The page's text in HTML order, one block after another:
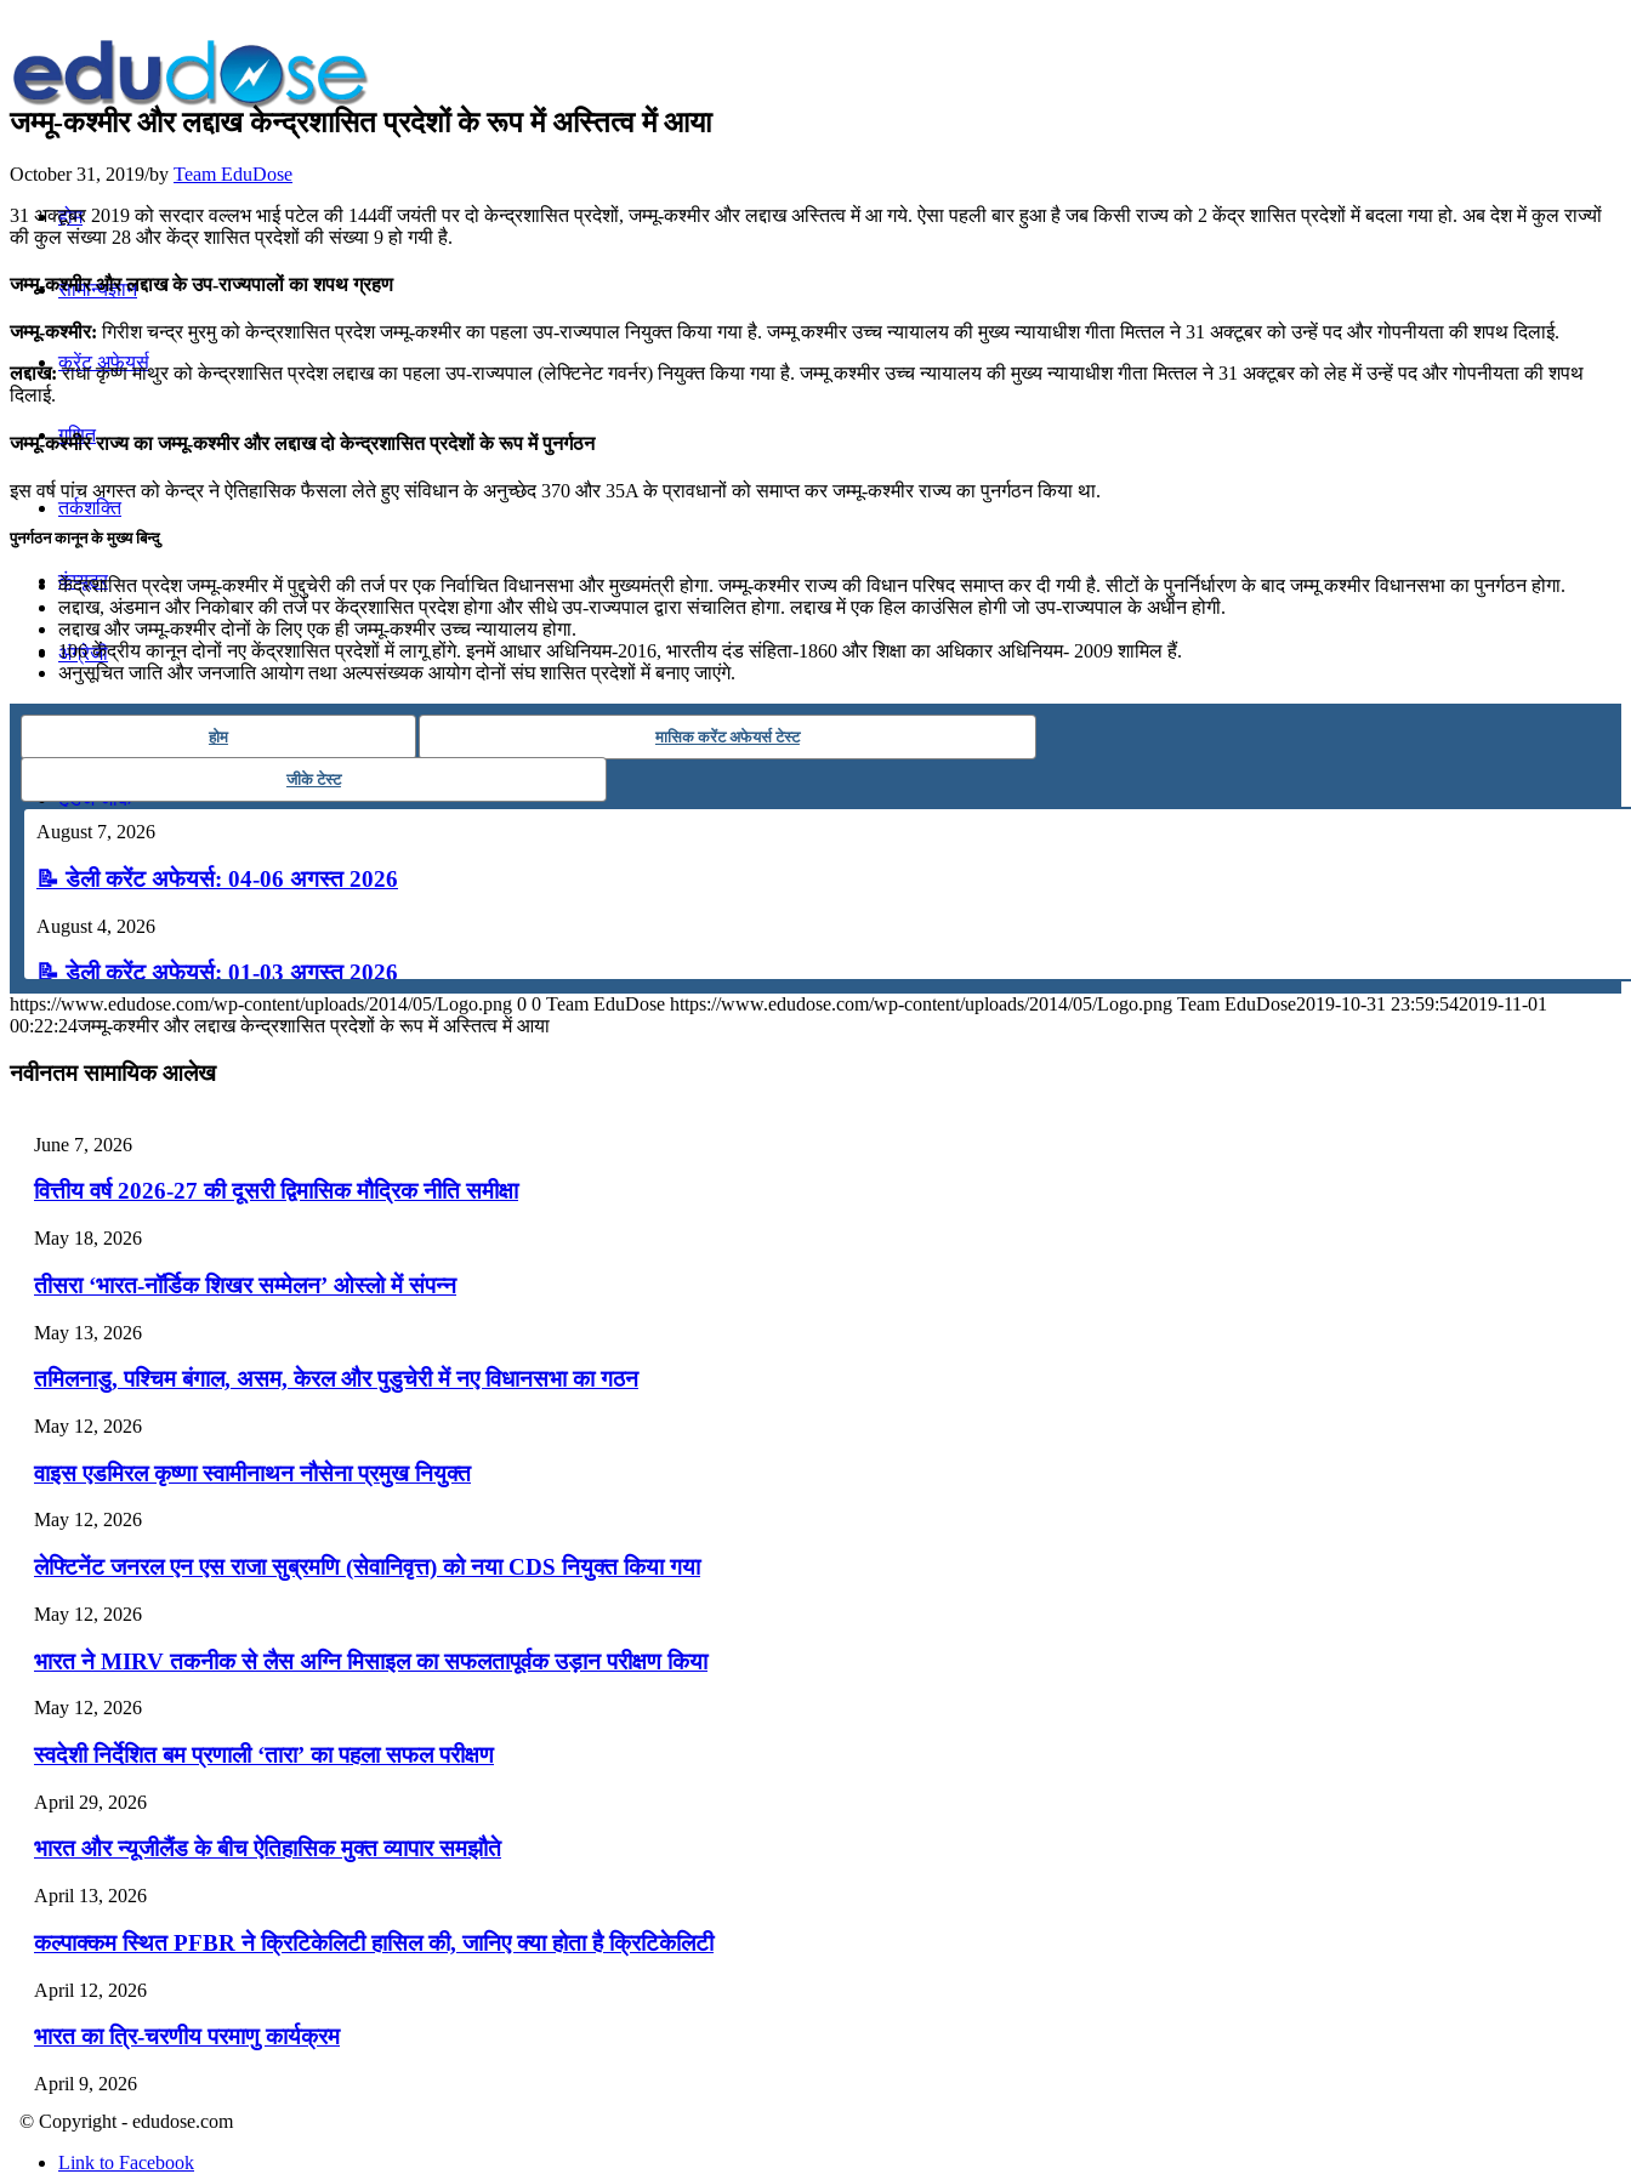
होम
सामान्यज्ञान
करेंट अफेयर्स
गणित
तर्कशक्ति
कंप्यूटर
अंग्रेजी
टुडेज जीके
Menu Menu
जम्मू-कश्मीर और लद्दाख केन्द्रशासित प्रदेशों के रूप में अस्तित्व में आया
October 31, 2019/by Team EduDose
31 अक्टूबर 2019 को सरदार वल्लभ भाई पटेल की 144वीं जयंती पर दो केन्द्रशासित प्रदेशों, जम्मू-कश्मीर और लद्दाख अस्तित्व में आ गये. ऐसा पहली बार हुआ है जब किसी राज्य को 2 केंद्र शासित प्रदेशों में बदला गया हो. अब देश में कुल राज्यों
की कुल संख्या 28 और केंद्र शासित प्रदेशों की संख्या 9 हो गयी है.
जम्‍मू-कश्‍मीर और लद्दाख के उप-राज्‍यपालों का शपथ ग्रहण
जम्मू-कश्मीर: गिरीश चन्‍द्र मुरमु को केन्द्रशासित प्रदेश जम्मू-कश्मीर का पहला उप-राज्‍यपाल नियुक्त किया गया है. जम्‍मू कश्‍मीर उच्‍च न्‍यायालय की मुख्‍य न्‍यायाधीश गीता मित्‍तल ने 31 अक्टूबर को उन्हें पद और गोपनीयता की शपथ दिलाई.
लद्दाख:राधा कृष्ण माथुर को केन्द्रशासित प्रदेश लद्दाख का पहला उप-राज्‍यपाल (लेफ्टि‍नेट गवर्नर) नियुक्त किया गया है. जम्‍मू कश्‍मीर उच्‍च न्‍यायालय की मुख्‍य न्‍यायाधीश गीता मित्‍तल ने 31 अक्टूबर को लेह में उन्हें पद और गोपनीयता की शपथ
दिलाई.
जम्मू-कश्मीर राज्य का जम्मू-कश्मीर और लद्दाख दो केन्द्रशासित प्रदेशों के रूप में पुनर्गठन
इस वर्ष पांच अगस्त को केन्द्र ने ऐतिहासिक फैसला लेते हुए संविधान के अनुच्छेद 370 और 35A के प्रावधानों को समाप्त कर जम्मू-कश्मीर राज्य का पुनर्गठन किया था.
पुनर्गठन कानून के मुख्य बिन्दु
केंद्रशासित प्रदेश जम्‍मू-कश्‍मीर में पुद्दुचेरी की तर्ज पर एक निर्वाचित विधानसभा और मुख्‍यमंत्री होगा. जम्‍मू-कश्‍मीर राज्‍य की विधान परिषद समाप्‍त कर दी गयी है. सीटों के पुनर्निर्धारण के बाद जम्‍मू कश्‍मीर विधानसभा का पुनर्गठन होगा.
लद्दाख, अंडमान और निकोबार की तर्ज पर केंद्रशासित प्रदेश होगा और सीधे उप-राज्‍यपाल द्वारा संचालित होगा. लद्दाख में एक हिल काउंसिल होगी जो उप-राज्‍यपाल के अधीन होगी.
लद्दाख और जम्‍मू-कश्‍मीर दोनों के लिए एक ही जम्‍मू-कश्‍मीर उच्‍च न्‍यायालय होगा.
106 केंद्रीय कानून दोनों नए केंद्रशासित प्रदेशों में लागू होंगे. इनमें आधार अधिनियम-2016, भारतीय दंड संहिता-1860 और शिक्षा का अधिकार अधिनियम- 2009 शामिल हैं.
अनुसूचित जाति और जनजाति आयोग तथा अल्‍पसंख्‍यक आयोग दोनों संघ शासित प्रदेशों में बनाए जाएंगे.
होम मासिक करेंट अफेयर्स टेस्ट
जीके टेस्ट
August 7, 2026
📝 डेली करेंट अफेयर्स: 04-06 अगस्त 2026
August 4, 2026
📝 डेली करेंट अफेयर्स: 01-03 अगस्त 2026
July 31, 2026
📝 डेली करेंट अफेयर्स: 28-31 जुलाई 2026
📝 डेली करेंट अफेयर्स: 25-27 जुलाई 2026
July 25, 2026
📝 डेली करेंट अफेयर्स: 22-24 जुलाई 2026
July 22, 2026
📝 डेली करेंट अफेयर्स: 19-21 जुलाई 2026
July 19, 2026
📝 डेली करेंट अफेयर्स: 16-18 जुलाई 2026
https://www.edudose.com/wp-content/uploads/2014/05/Logo.png 0 0 Team EduDose https://www.edudose.com/wp-content/uploads/2014/05/Logo.png Team EduDose2019-10-31 23:59:542019-11-01
00:22:24जम्मू-कश्मीर और लद्दाख केन्द्रशासित प्रदेशों के रूप में अस्तित्व में आया
नवीनतम सामायिक आलेख
June 7, 2026
वित्तीय वर्ष 2026-27 की दूसरी द्विमासिक मौद्रिक नीति समीक्षा
May 18, 2026
तीसरा ‘भारत-नॉर्डिक शिखर सम्मेलन’ ओस्लो में संपन्न
May 13, 2026
तमिलनाडु, पश्चिम बंगाल, असम, केरल और पुडुचेरी में नए विधानसभा का गठन
May 12, 2026
वाइस एडमिरल कृष्णा स्वामीनाथन नौसेना प्रमुख नियुक्त
May 12, 2026
लेफ्टिनेंट जनरल एन एस राजा सुब्रमणि (सेवानिवृत्त) को नया CDS नियुक्त किया गया
May 12, 2026
भारत ने MIRV तकनीक से लैस अग्नि मिसाइल का सफलतापूर्वक उड़ान परीक्षण किया
May 12, 2026
स्वदेशी निर्देशित बम प्रणाली ‘तारा’ का पहला सफल परीक्षण
April 29, 2026
भारत और न्यूजीलैंड के बीच ऐतिहासिक मुक्त व्यापार समझौते
April 13, 2026
कल्पाक्कम स्थित PFBR ने क्रिटिकेलिटी हासिल की, जानिए क्या होता है क्रिटिकेलिटी
April 12, 2026
भारत का त्रि-चरणीय परमाणु कार्यक्रम
April 9, 2026
नासा का आर्टेमिस-2 मिशन: मनुष्य एक बार फिर से चंद्रमा के करीब पहुंचा
© Copyright - edudose.com
Link to Facebook